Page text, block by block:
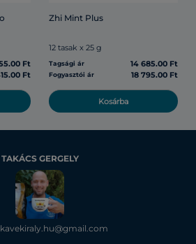
Ft
Ft
Zhi Mint Plus
12 tasak x 25 g
Tagsági ár 14 685.00 Ft
Fogyasztói ár 18 795.00 Ft
Kosárba
TAKÁCS GERGELY